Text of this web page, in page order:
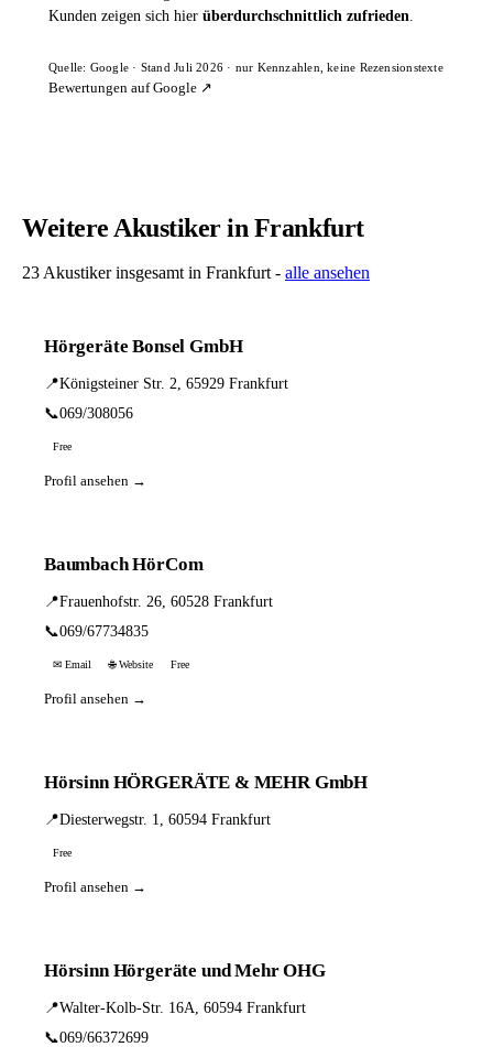
Kunden zeigen sich hier überdurchschnittlich zufrieden.
Quelle: Google · Stand Juli 2026 · nur Kennzahlen, keine Rezensionstexte
Bewertungen auf Google ↗
Weitere Akustiker in Frankfurt
23 Akustiker insgesamt in Frankfurt - alle ansehen
Hörgeräte Bonsel GmbH
📍Königsteiner Str. 2, 65929 Frankfurt
📞069/308056
Free
Profil ansehen →
Baumbach HörCom
📍Frauenhofstr. 26, 60528 Frankfurt
📞069/67734835
✉ Email 🌐 Website Free
Profil ansehen →
Hörsinn HÖRGERÄTE & MEHR GmbH
📍Diesterwegstr. 1, 60594 Frankfurt
Free
Profil ansehen →
Hörsinn Hörgeräte und Mehr OHG
📍Walter-Kolb-Str. 16A, 60594 Frankfurt
📞069/66372699